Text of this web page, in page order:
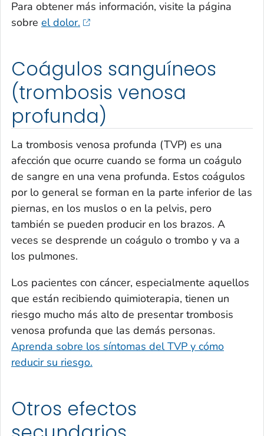
Para obtener más información, visite la página
sobre el dolor.
Coágulos sanguíneos
(trombosis venosa
profunda)
La trombosis venosa profunda (TVP) es una
afección que ocurre cuando se forma un coágulo
de sangre en una vena profunda. Estos coágulos
por lo general se forman en la parte inferior de las
piernas, en los muslos o en la pelvis, pero
también se pueden producir en los brazos. A
veces se desprende un coágulo o trombo y va a
los pulmones.
Los pacientes con cáncer, especialmente aquellos
que están recibiendo quimioterapia, tienen un
riesgo mucho más alto de presentar trombosis
venosa profunda que las demás personas.
Aprenda sobre los síntomas del TVP y cómo
reducir su riesgo.
Otros efectos